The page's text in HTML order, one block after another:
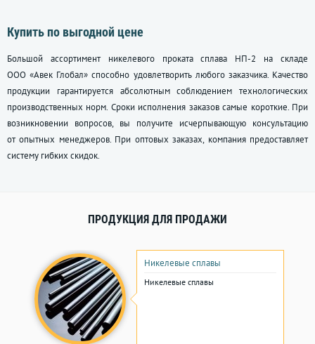
Купить по выгодной цене
Большой ассортимент никелевого проката сплава НП-2 на складе
ООО «Авек Глобал» способно удовлетворить любого заказчика. Качество
продукции гарантируется абсолютным соблюдением технологических
производственных норм. Сроки исполнения заказов самые короткие. При
возникновении вопросов, вы получите исчерпывающую консультацию
от опытных менеджеров. При оптовых заказах, компания предоставляет
систему гибких скидок.
ПРОДУКЦИЯ ДЛЯ ПРОДАЖИ
Никелевые сплавы
Никелевые сплавы